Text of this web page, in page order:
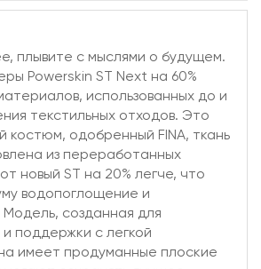
плывите с мыслями о будущем.
Powerskin ST Next на 60%
использованных до и
текстильных отходов. Это
костюм, одобренный FINA, ткань
из переработанных
новый ST на 20% легче, что
водопоглощение и
созданная для
поддержки с легкой
имеет продуманные плоские